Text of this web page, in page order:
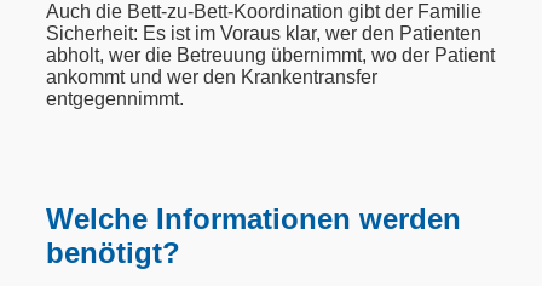
Auch die Bett-zu-Bett-Koordination gibt der Familie
Sicherheit: Es ist im Voraus klar, wer den Patienten
abholt, wer die Betreuung übernimmt, wo der Patient
ankommt und wer den Krankentransfer
entgegennimmt.
Welche Informationen werden
benötigt?